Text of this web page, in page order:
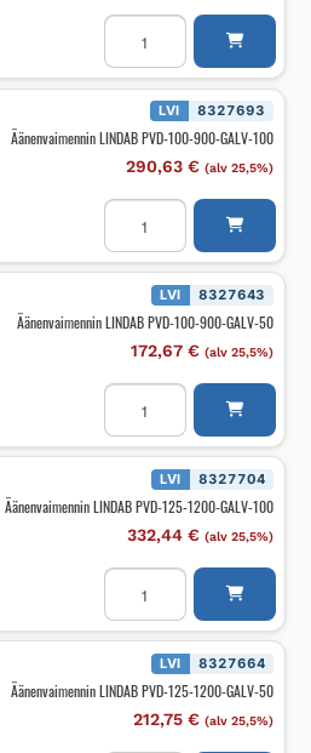
Äänenvaimennin
LINDAB
100-
600-
GALV-
määrä
LVI 8327693
Äänenvaimennin LINDAB PVD-100-900-GALV-100
290,63 € (alv 25,5%)
Äänenvaimennin
LINDAB
100-
900-
määrä
LVI 8327643
Äänenvaimennin LINDAB PVD-100-900-GALV-50
172,67 € (alv 25,5%)
Äänenvaimennin
LINDAB
100-
900-
määrä
LVI 8327704
Äänenvaimennin LINDAB PVD-125-1200-GALV-100
332,44 € (alv 25,5%)
Äänenvaimennin
LINDAB
125-
1200-
määrä
LVI 8327664
Äänenvaimennin LINDAB PVD-125-1200-GALV-50
212,75 € (alv 25,5%)